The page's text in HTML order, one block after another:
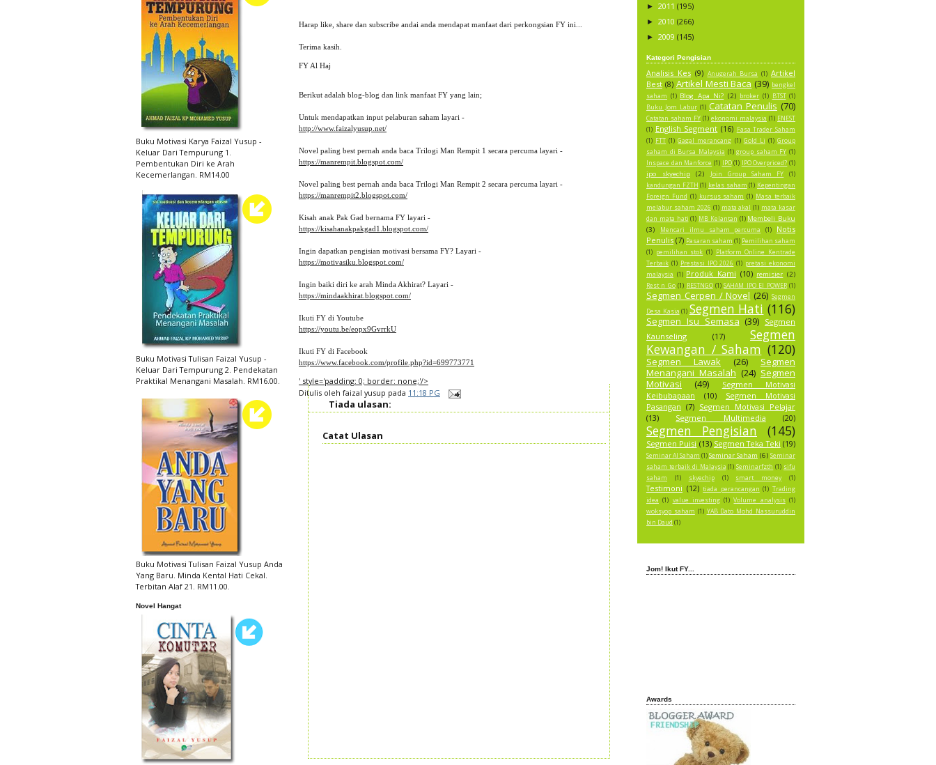
Buku Motivasi Karya Faizal Yusup -
Keluar Dari Tempurung 1.
Pembentukan Diri ke Arah
Kecemerlangan. RM14.00
Buku Motivasi Tulisan Faizal Yusup -
Keluar Dari Tempurung 2. Pendekatan
Praktikal Menangani Masalah. RM16.00.
Buku Motivasi Tulisan Faizal Yusup Anda
Yang Baru. Minda Kental Hati Cekal.
Terbitan Alaf 21. RM11.00.
Novel Hangat
Harap like, share dan subscribe andai anda mendapat manfaat dari perkongsian FY ini...
Terima kasih.
FY Al Haj
Berikut adalah blog-blog dan link manfaat FY yang lain;
Untuk mendapatkan input pelaburan saham layari -
http://www.faizalyusup.net/
Novel paling best pernah anda baca Trilogi Man Rempit 1 secara percuma layari -
https://manrempit.blogspot.com/
Novel paling best pernah anda baca Trilogi Man Rempit 2 secara percuma layari -
https://manrempit2.blogspot.com/
Kisah anak Pak Gad bernama FY layari -
https://kisahanakpakgad1.blogspot.com/
Ingin dapatkan pengisian motivasi bersama FY? Layari -
https://motivasiku.blogspot.com/
Ingin baiki diri ke arah Minda Akhirat? Layari -
https://mindaakhirat.blogspot.com/
Ikuti FY di Youtube
https://youtu.be/eopx9GvrrkU
Ikuti FY di Facebook
https://www.facebook.com/profile.php?id=699773771
' style='padding: 0; border: none;'/>
Ditulis oleh faizal yusup pada 11:18 PG
Tiada ulasan:
Catat Ulasan
► 2011 (195)
► 2010 (266)
► 2009 (145)
Kategori Pengisian
Analisis Kes (9) Anugerah Bursa (1) Artikel
Best (8) Artikel Mesti Baca (39) bengkel
saham (1) Blog Apa Ni? (2) broker (1) BTST (1)
Buku Jom Labur (1) Catatan Penulis (70)
Catatan saham FY (1) ekonomi malaysia (1) ENEST
(1) English Segment (16) Fasa Trader Saham
(1) FTT (1) Gagal merancang (1) Gold Li (1) Group
saham di Bursa Malaysia (1) group saham FY (1)
Inspace dan Manforce (1) IPO (1) IPO Overpriced? (1)
ipo skyechip (2) Join Group Saham FY
(1)
kandungan FZTH (1) kelas saham (1) Kepentingan
Foreign Fund (1) kursus saham (1) Masa terbaik
melabur saham 2026 (1) mata akal (1) mata kasar
dan mata hati (1) MB Kelantan (1) Membeli Buku
(3)
Mencari ilmu saham percuma (1)
Notis
Penulis (7) Pasaran saham (1) Pemilihan saham
(1) pemilihan stok (1) Platform Online Kentrade
Terbaik (1) Prestasi IPO 2026 (1) pretasi ekonomi
malaysia (1) Produk Kami (10) remisier (2)
Rest n Go (1) RESTNGO (1) SAHAM IPO EI POWER (1)
Segmen Cerpen / Novel (26) Segmen
Desa Kasia (1) Segmen Hati (116)
Segmen Isu Semasa (39) Segmen
Kaunseling
(17)
Segmen
Kewangan / Saham (120)
Segmen Lawak (26)
Segmen
Menangani Masalah (24) Segmen
Motivasi
(49)
Segmen Motivasi
Keibubapaan
(10)
Segmen Motivasi
Pasangan (7) Segmen Motivasi Pelajar
(13)
Segmen Multimedia (20)
Segmen Pengisian (145)
Segmen Puisi (13) Segmen Teka Teki (19)
Seminar AI Saham (1)Seminar Saham (6) Seminar
saham terbaik di Malaysia (1) Seminarfzth (1) sifu
saham
(1) skyechip (1) smart money (1)
Testimoni (12) tiada perancangan (1) Trading
idea (1) value investing (1) Volume analysis (1)
woksyop saham (1) YAB Dato Mohd Nassuruddin
bin Daud (1)
Jom! Ikut FY...
Awards